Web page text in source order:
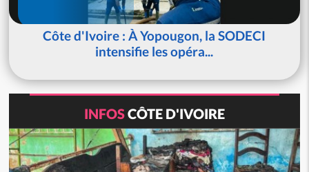
Côte d'Ivoire : À Yopougon, la SODECI
intensifie les opéra...
INFOSCÔTE D'IVOIRE